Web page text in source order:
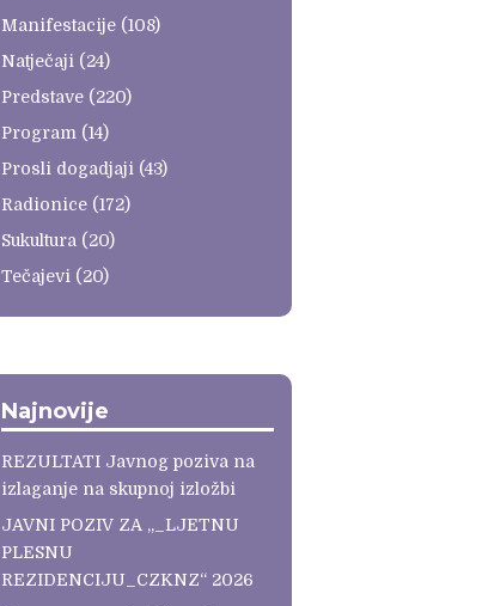
Manifestacije(108)
Natječaji (24)
Predstave(220)
Program (14)
Prosli dogadjaji (43)
Radionice(172)
Sukultura (20)
Tečajevi (20)
Najnovije
REZULTATI Javnog poziva na
izlaganje na skupnoj izložbi
JAVNI POZIV ZA „_LJETNU
PLESNU
REZIDENCIJU_CZKNZ“ 2026